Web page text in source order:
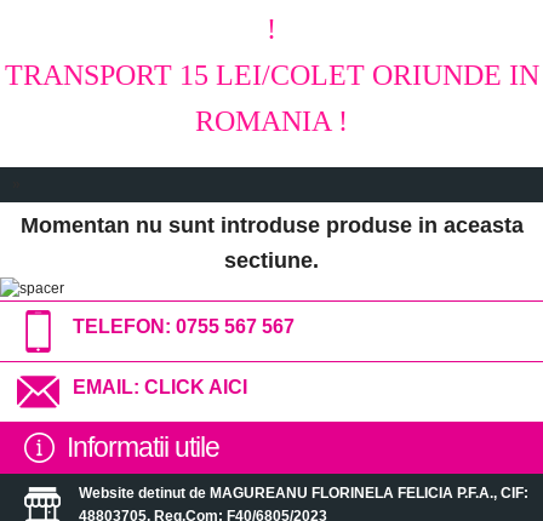
!
TRANSPORT 15 LEI/COLET ORIUNDE IN
ROMANIA !
Momentan nu sunt introduse produse in aceasta
sectiune.
TELEFON: 0755 567 567
EMAIL: CLICK AICI
Informatii utile
Website detinut de MAGUREANU FLORINELA FELICIA P.F.A., CIF:
48803705, Reg.Com: F40/6805/2023